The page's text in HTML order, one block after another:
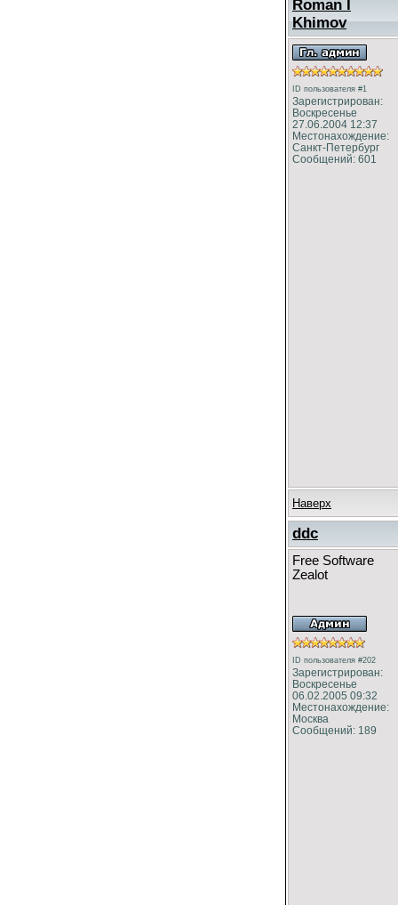
Roman I
Khimov
ID пользователя #1
Зарегистрирован:
Воскресенье
27.06.2004 12:37
Местонахождение:
Санкт-Петербург
Сообщений: 601
Наверх
ddc
Free Software
Zealot
ID пользователя #202
Зарегистрирован:
Воскресенье
06.02.2005 09:32
Местонахождение:
Москва
Сообщений: 189